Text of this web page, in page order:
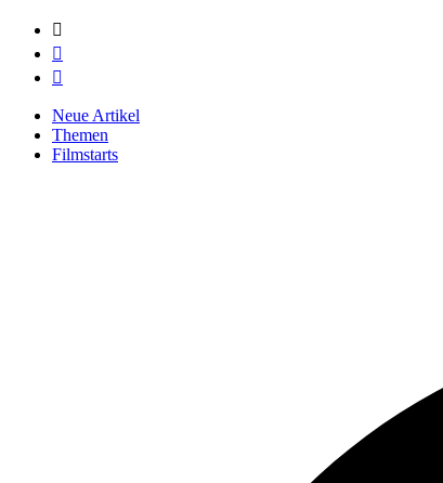



Neue Artikel
Themen
Filmstarts